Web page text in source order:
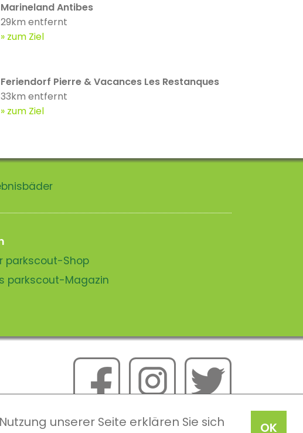
OK
unserer Seite erklären Sie sich
Marineland Antibes
29km entfernt
zum Ziel
Feriendorf Pierre & Vacances Les Restanques
33km entfernt
zum Ziel
parkscout-Shop
parkscout-Magazin